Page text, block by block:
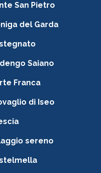
San Pietro
del Garda
Saiano
Franca
di Iseo
sereno